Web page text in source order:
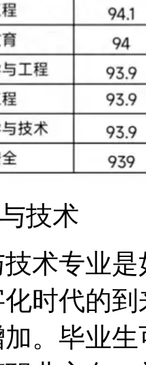
技术
术专业
时代的
。毕业